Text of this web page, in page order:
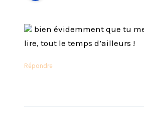
bien évidemment que tu
lire, tout le temps d’ailleurs !
Répondre